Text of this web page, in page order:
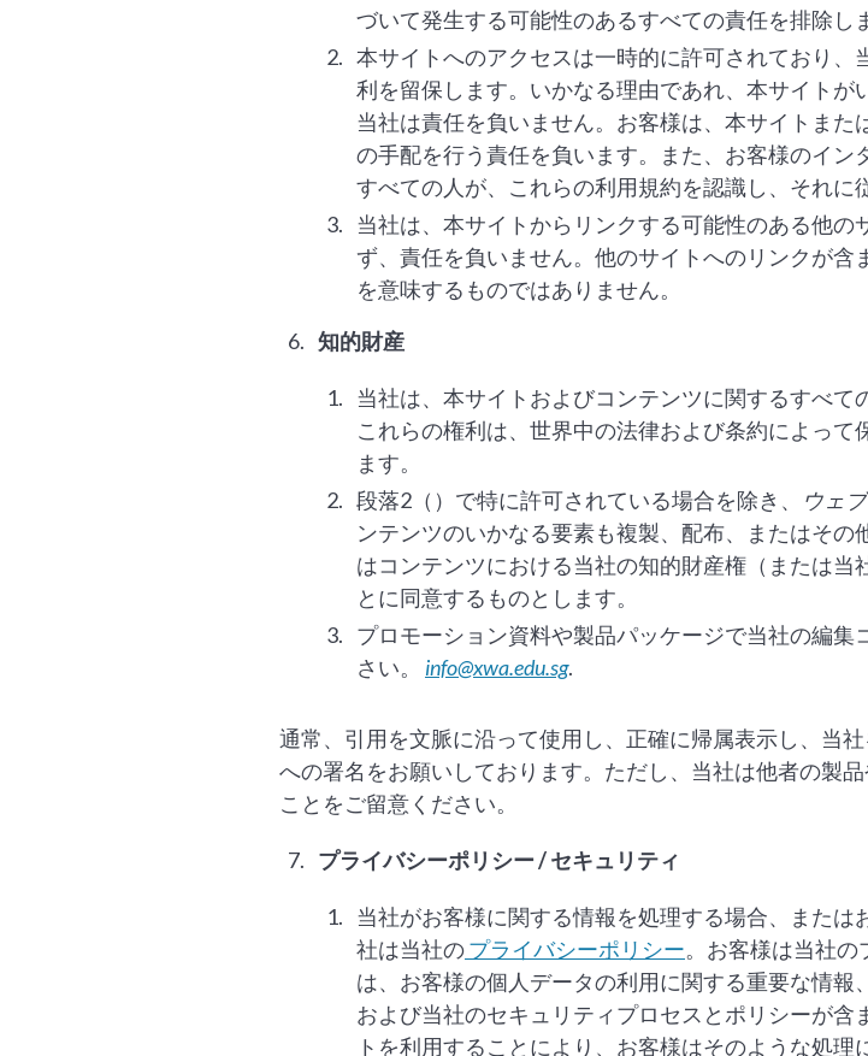
づいて発生する可能性のあるすべての責任を排除し
本サイトへのアクセスは一時的に許可されており
利を留保します。いかなる理由であれ、本サイトが
当社は責任を負いません。お客様は、本サイトま
の手配を行う責任を負います。また、お客様のイ
すべての人が、これらの利用規約を認識し、それに
当社は、本サイトからリンクする可能性のある他
ず、責任を負いません。他のサイトへのリンクが
を意味するものではありません。
知的財産
当社は、本サイトおよびコンテンツに関するすべて
これらの権利は、世界中の法律および条約によっ
ます。
段落2（）で特に許可されている場合を除き、
ウェ
ンテンツのいかなる要素も複製、配布、またはそ
はコンテンツにおける当社の知的財産権（または
とに同意するものとします。
プロモーション資料や製品パッケージで当社の編
さい。 info@xwa.edu.sg.
通常、引用を文脈に沿って使用し、正確に帰属表示し、当
への署名をお願いしております。ただし、当社は他者の製
ことをご留意ください。
プライバシーポリシー / セキュリティ
当社がお客様に関する情報を処理する場合、また
社は当社のプライバシーポリシー。お客様は当社の
は、お客様の個人データの利用に関する重要な情報
および当社のセキュリティプロセスとポリシーが
トを利用することにより、お客様はそのような処